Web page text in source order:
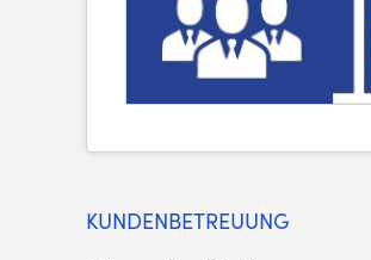
KUNDENBETREUUNG